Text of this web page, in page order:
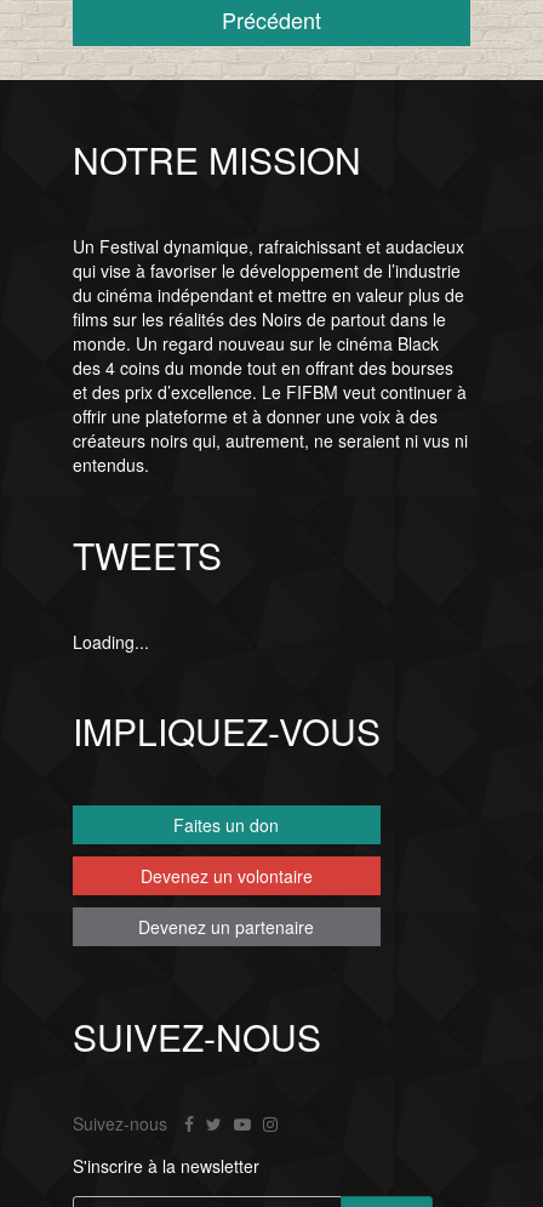
Précédent
NOTRE MISSION
Un Festival dynamique, rafraichissant et audacieux
qui vise à favoriser le développement de l’industrie
du cinéma indépendant et mettre en valeur plus de
films sur les réalités des Noirs de partout dans le
monde. Un regard nouveau sur le cinéma Black
des 4 coins du monde tout en offrant des bourses
et des prix d’excellence. Le FIFBM veut continuer à
offrir une plateforme et à donner une voix à des
créateurs noirs qui, autrement, ne seraient ni vus ni
entendus.
TWEETS
Loading...
IMPLIQUEZ-VOUS
Faites un don
Devenez un volontaire
Devenez un partenaire
SUIVEZ-NOUS
Suivez-nous
S'inscrire à la newsletter